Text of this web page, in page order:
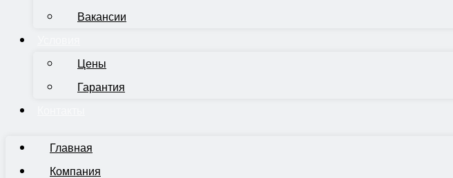
Вакансии
Цены
Гарантия
Главная
Компания